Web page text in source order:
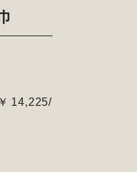
14,225/